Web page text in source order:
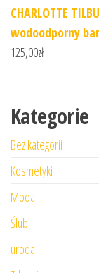
CHARLOTTE
wodoodporny
125,00zł
Kategorie
Bez kategorii
Kosmetyki
Moda
Ślub
uroda